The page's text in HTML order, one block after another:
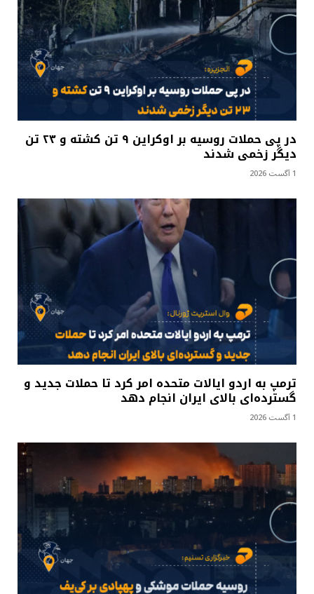
در پی حملات روسیه بر اوکراین ۹ تن کشته و ۲۳ تن
دیگر زخمی شدند
1 آگست 2026
ترمپ به اردو ایالات متحده امر کرد تا حملات جدید و
گسترده‌ای بالای ایران انجام دهد
1 آگست 2026